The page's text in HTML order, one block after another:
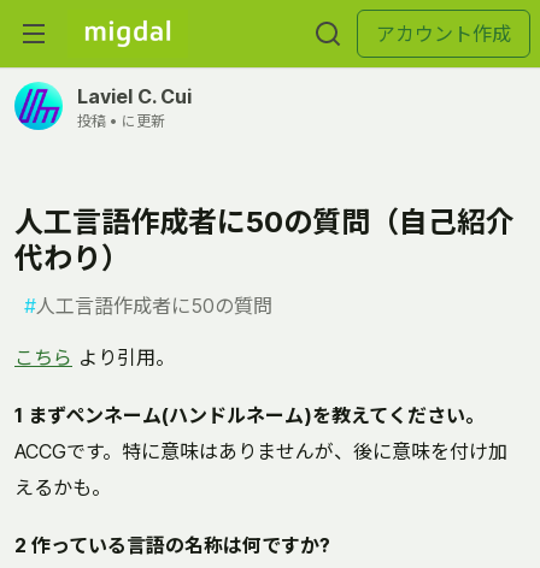
アカウント作成
Laviel C. Cui
投稿 • に更新
人工言語作成者に50の質問（自己紹介
代わり）
#人工言語作成者に50の質問
こちら より引用。
1 まずペンネーム(ハンドルネーム)を教えてください。
ACCGです。特に意味はありませんが、後に意味を付け加
えるかも。
2 作っている言語の名称は何ですか?